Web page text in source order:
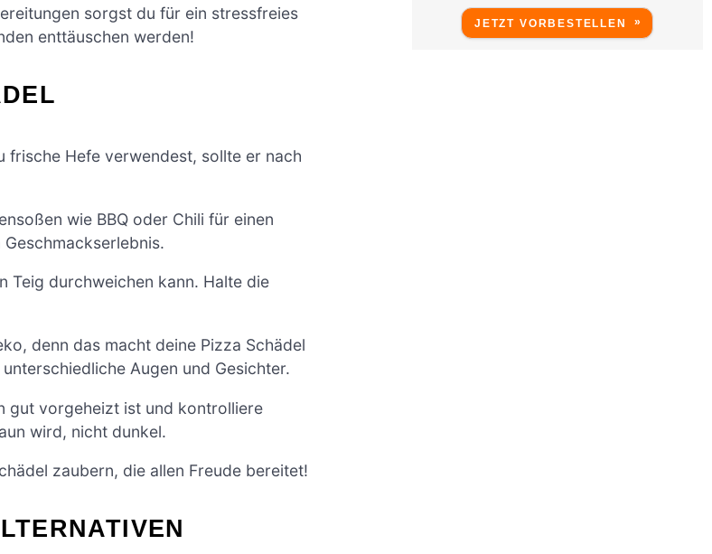
sorgst du für ein stressfreies
enttäuschen werden!
frische Hefe verwendest, sollte er nach
wie BBQ oder Chili für einen
Teig durchweichen kann. Halte die
denn das macht deine Pizza Schädel
Augen und Gesichter.
gut vorgeheizt ist und kontrolliere
wird, nicht dunkel.
zaubern, die allen Freude bereitet!
JETZT VORBESTELLEN